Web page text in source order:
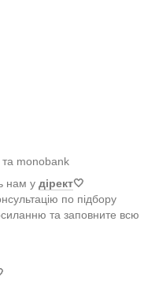
monobank
нам у дірект🤍
по підбору
та заповните всю